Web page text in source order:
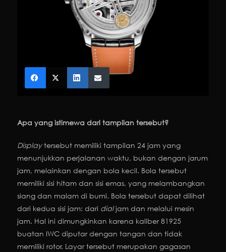
Apa yang istimewa dari tampilan tersebut?
Displaytersebut memiliki tampilan 24 jam yang
menunjukkan perjalanan waktu, bukan dengan jarum
jam, melainkan dengan bola kecil. Bola tersebut
memiliki sisi hitam dan sisi emas, yang melambangkan
siang dan malam di bumi. Bola tersebut dapat dilihat
dari kedua sisi jam: dari dialjam dan melalui mesin
jam. Hal ini dimungkinkan karena kaliber 81925
buatan IWC diputar dengan tangan dan tidak
memiliki rotor. Layar tersebut merupakan gagasan